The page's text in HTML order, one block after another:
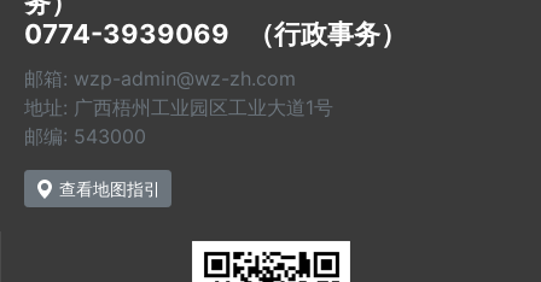
0774-3939069   （行政事务）
邮箱: wzp-admin@wz-zh.com
地址: 广西梧州工业园区工业大道1号
邮编: 543000
查看地图指引